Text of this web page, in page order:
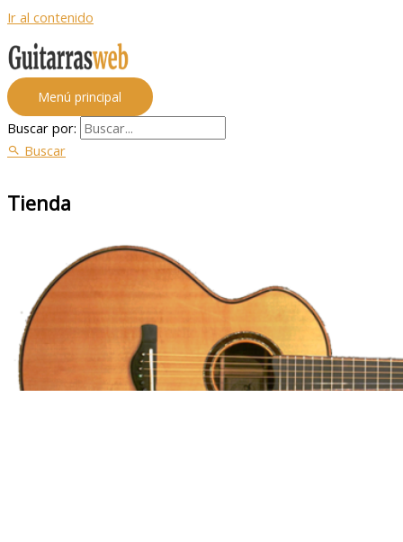
Ir al contenido
Menú principal
Buscar por:
Buscar
Tienda